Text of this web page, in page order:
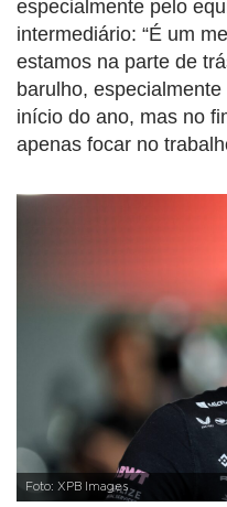
especialmente pelo
intermediário: “É um
estamos na parte de
barulho,
início do ano, mas no
apenas focar no
Foto: XPB Images